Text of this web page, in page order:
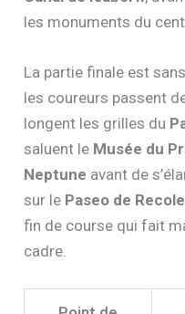
les monuments du
La partie finale est
les coureurs passent
longent les grilles du
saluent le Musée du
Neptune avant de
sur le Paseo de
fin de course qui fait
cadre.